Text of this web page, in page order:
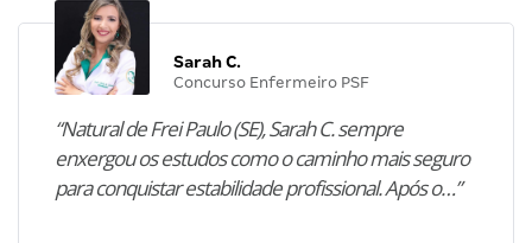
Sarah C.
Concurso Enfermeiro PSF
“Natural de Frei Paulo (SE), Sarah C. sempre
enxergou os estudos como o caminho mais seguro
para conquistar estabilidade profissional. Após o…”